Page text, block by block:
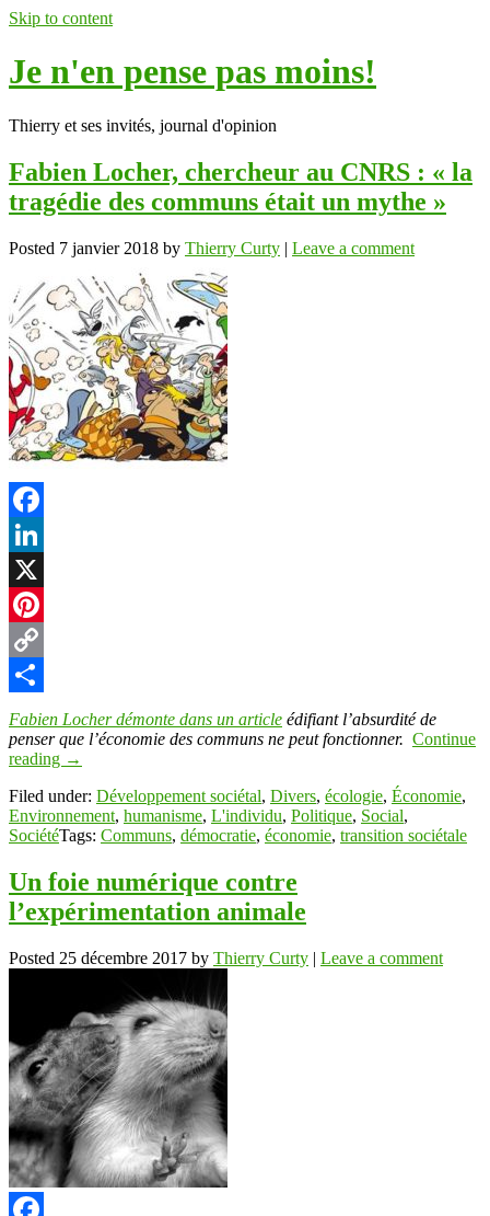
Skip to content
Je n'en pense pas moins!
Thierry et ses invités, journal d'opinion
Fabien Locher, chercheur au CNRS : « la
tragédie des communs était un mythe »
Posted 7 janvier 2018 by Thierry Curty | Leave a comment
Facebook
LinkedIn
X
Pinterest
Copy
Link
Partager
Fabien Locher démonte dans un article édifiant l’absurdité de
penser que l’économie des communs ne peut fonctionner. Continue
reading →
Filed under: Développement sociétal, Divers, écologie, Économie,
Environnement, humanisme, L'individu, Politique, Social,
SociétéTags: Communs, démocratie, économie, transition sociétale
Un foie numérique contre
l’expérimentation animale
Posted 25 décembre 2017 by Thierry Curty | Leave a comment